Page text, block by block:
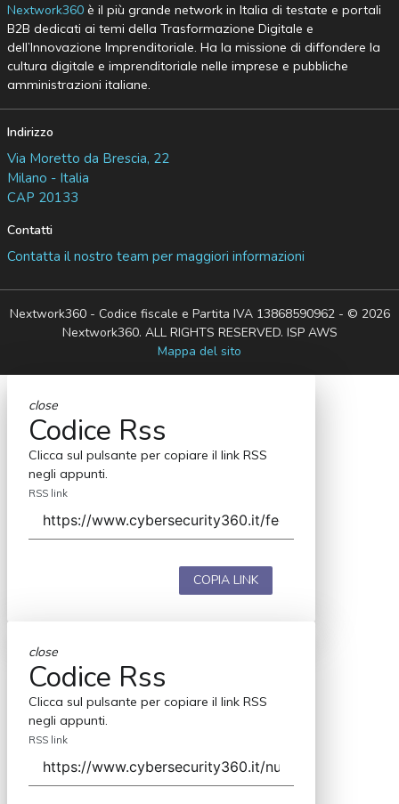
Nextwork360è il più grande network in Italia di testate e portali
B2B dedicati ai temi della Trasformazione Digitale e
dell’Innovazione Imprenditoriale. Ha la missione di diffondere la
cultura digitale e imprenditoriale nelle imprese e pubbliche
amministrazioni italiane.
Indirizzo
Via Moretto da Brescia, 22
Milano - Italia
CAP 20133
Contatti
Contatta il nostro team per maggiori informazioni
Nextwork360 - Codice fiscale e Partita IVA 13868590962 - © 2026
Nextwork360. ALL RIGHTS RESERVED. ISP AWS
Mappa del sito
close
Codice Rss
Clicca sul pulsante per copiare il link RSS
negli appunti.
RSS link
COPIA LINK
close
Codice Rss
Clicca sul pulsante per copiare il link RSS
negli appunti.
RSS link